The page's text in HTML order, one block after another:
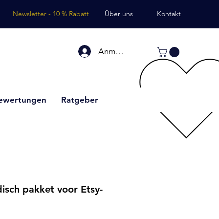
Über uns
Newsletter - 10 % Rabatt Kontakt
Anmelden
Ratgeber
pakket voor Etsy-